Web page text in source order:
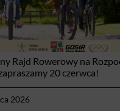
Rajd Rowerowy na
20 czerwca!
2026